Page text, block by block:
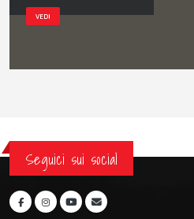
VEDI
Seguici sui social